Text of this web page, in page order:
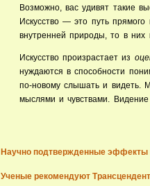
Возможно, вас удивят такие
Искусство — это путь
внутренней природы, то в них
Искусство произрастает из
нуждаются в способности
по-новому слышать и видеть.
мыслями и чувствами.
Научно подтвержденные эффекты
Ученые рекомендуют